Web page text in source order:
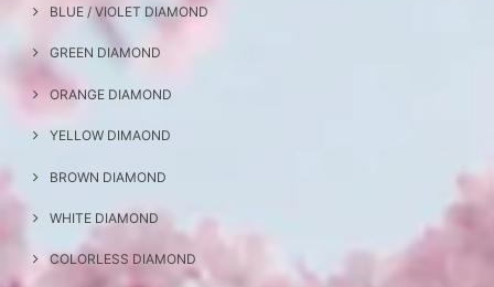
BLUE / VIOLET DIAMOND
GREEN DIAMOND
ORANGE DIAMOND
YELLOW DIMAOND
BROWN DIAMOND
WHITE DIAMOND
COLORLESS DIAMOND